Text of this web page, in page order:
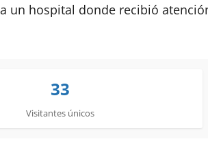
un hospital donde recibió
33
Visitantes únicos